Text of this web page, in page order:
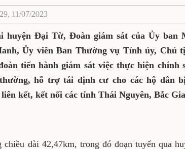
11/07/2023
huyện Đại Từ, Đoàn giám sát của Ủy ban
Ủy viên Ban Thường vụ Tỉnh ủy, Chủ
tiến hành giám sát việc thực hiện chính
hỗ trợ tái định cư cho các hộ dân
kết, kết nối các tỉnh Thái Nguyên, Bắc
chiều dài 42,47km, trong đó đoạn tuyến qua